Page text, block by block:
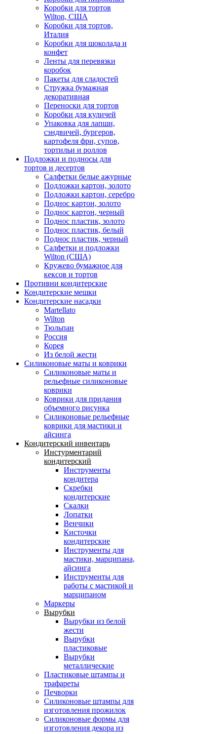
Коробки для тортов
Wilton, США
Коробки для тортов,
Италия
Коробки для шоколада и
конфет
Ленты для перевязки
коробок
Пакеты для сладостей
Стружка бумажная
декоративная
Переноски для тортов
Коробки для куличей
Упаковка для лапши,
сэндвичей, бургеров,
картофеля фри, супов,
тортильи и роллов
Подложки и подносы для
тортов и десертов
Салфетки белые ажурные
Подложки картон, золото
Подложки картон, серебро
Поднос картон, золото
Поднос картон, черный
Поднос пластик, золото
Поднос пластик, белый
Поднос пластик, черный
Салфетки и подложки
Wilton (США)
Кружево бумажное для
кексов и тортов
Противни кондитерские
Кондитерские мешки
Кондитерские насадки
Martellato
Wilton
Тюльпан
Россия
Корея
Из белой жести
Силиконовые маты и коврики
Силиконовые маты и
рельефные силиконовые
коврики
Коврики для придания
объемного рисунка
Силиконовые рельефные
коврики для мастики и
айсинга
Кондитерский инвентарь
Инстурментарий
кондитерский
Инструменты
кондитера
Скребки
кондитерские
Скалки
Лопатки
Венчики
Кисточки
кондитерские
Инструменты для
мастики, марципана,
айсинга
Инструменты для
работы с мастикой и
марципаном
Маркеры
Вырубки
Вырубки из белой
жести
Вырубки
пластиковые
Вырубки
металлические
Пластиковые штампы и
трафареты
Печворки
Силиконовые штампы для
изготовления прожилок
Силиконовые формы для
изготовления декора из